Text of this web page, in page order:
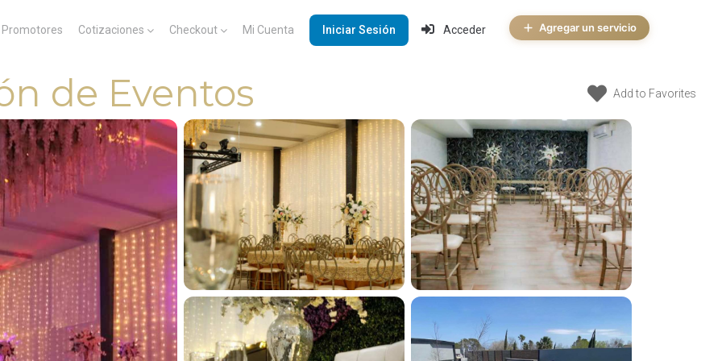
Promotores Cotizaciones Checkout Mi Cuenta Iniciar Sesión Acceder Agregar un servicio
de Eventos Add to Favorites